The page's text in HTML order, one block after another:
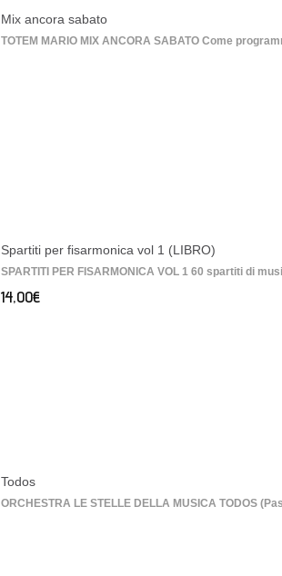
Mix ancora sabato
TOTEM MARIO MIX ANCORA SABATO Come
Spartiti per fisarmonica vol 1 (LIBRO)
SPARTITI PER FISARMONICA VOL 1 60 spartiti di
14,00€
Todos
ORCHESTRA LE STELLE DELLA MUSICA TODOS